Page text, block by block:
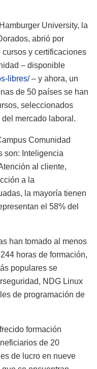
University, la
abrió por
y certificaciones
– disponible
libres/– y ahora, un
de 50 países se han
seleccionados
mercado laboral.
Comunidad
son: Inteligencia
al cliente,
a la
la mayoría tienen
el 58% del
han tomado al menos
horas de formación,
populares se
NDG Linux
de programación de
formación
de 20
de lucro en nueve